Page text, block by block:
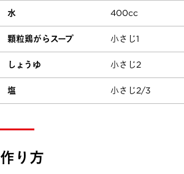
水 400cc
顆粒鶏がらスープ 小さじ1
しょうゆ 小さじ2
塩 小さじ2/3
作り方